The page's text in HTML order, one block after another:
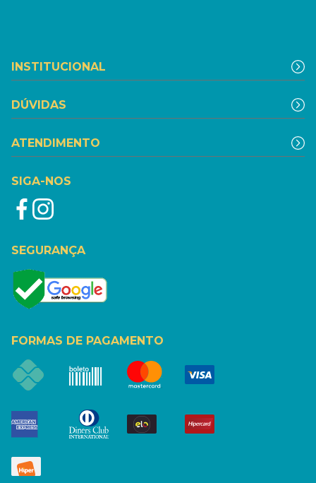
INSTITUCIONAL
DÚVIDAS
ATENDIMENTO
SIGA-NOS
SEGURANÇA
FORMAS DE PAGAMENTO